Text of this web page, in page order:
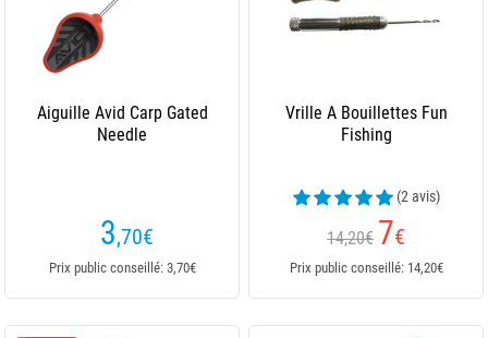
Aiguille Avid Carp Gated
Needle
3,70€
Prix public conseillé: 3,70€
Vrille A Bouillettes Fun
Fishing
(2 avis)
14,20€ 7€
Prix public conseillé: 14,20€